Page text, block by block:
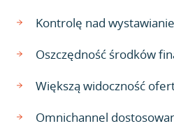
Kontrolę nad
Oszczędność środków
Większą widoczność
Omnichannel